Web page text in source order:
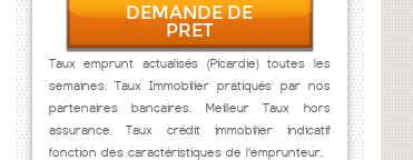
DEMANDE DE
PRET
Taux emprunt actualisés (Picardie) toutes les
semaines. Taux Immobilier pratiqués par nos
partenaires bancaires. Meilleur Taux hors
assurance. Taux crédit immobilier indicatif
fonction des caractéristiques de l'emprunteur.